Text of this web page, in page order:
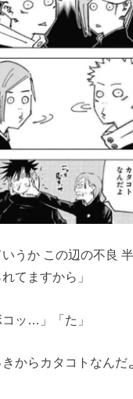
うか この辺の不良
てますから」
ッ…」「た」
からカタコトなんだ